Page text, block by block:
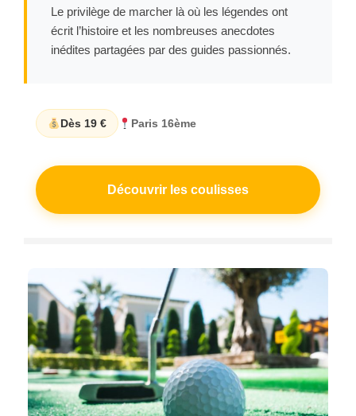
Le privilège de marcher là où les légendes ont
écrit l’histoire et les nombreuses anecdotes
inédites partagées par des guides passionnés.
Dès 19 € Paris 16ème
Découvrir les coulisses